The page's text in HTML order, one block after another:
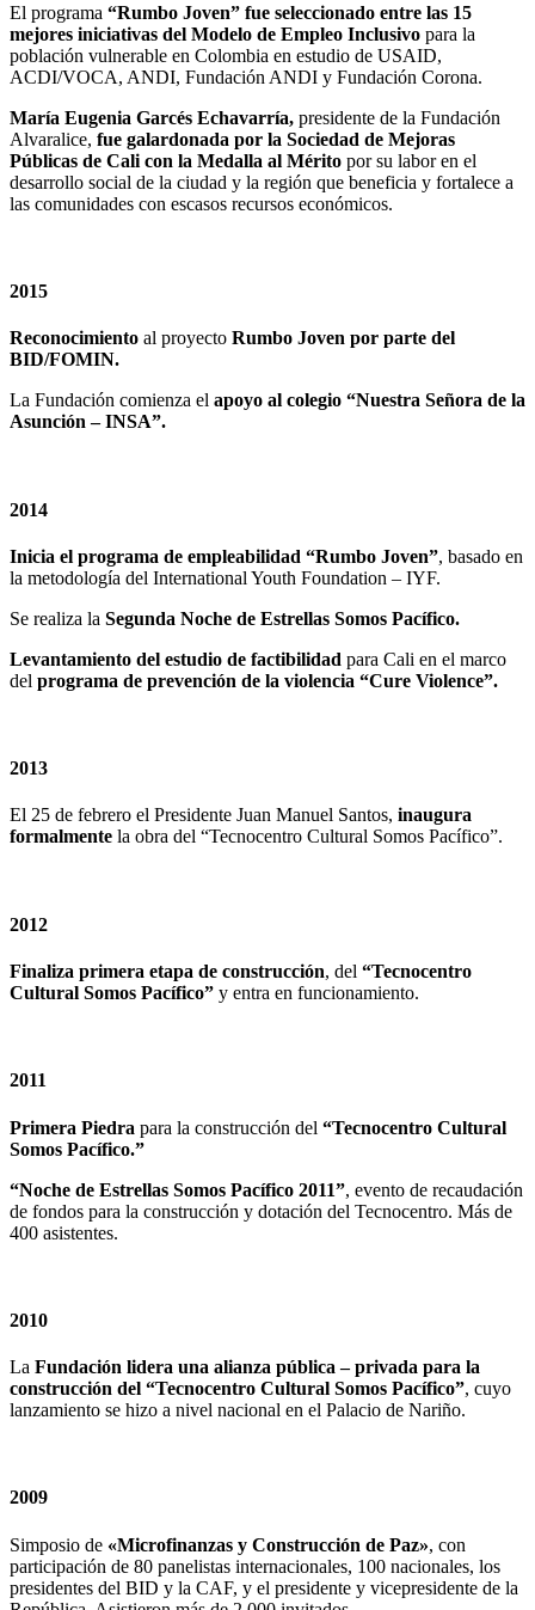
El programa “Rumbo Joven” fue seleccionado entre las 15
mejores iniciativas del Modelo de Empleo Inclusivo para la
población vulnerable en Colombia en estudio de USAID,
ACDI/VOCA, ANDI, Fundación ANDI y Fundación Corona.
María Eugenia Garcés Echavarría, presidente de la Fundación
Alvaralice, fue galardonada por la Sociedad de Mejoras
Públicas de Cali con la Medalla al Mérito por su labor en el
desarrollo social de la ciudad y la región que beneficia y fortalece a
las comunidades con escasos recursos económicos.
2015
Reconocimiento al proyecto Rumbo Joven por parte del
BID/FOMIN.
La Fundación comienza el apoyo al colegio “Nuestra Señora de la
Asunción – INSA”.
2014
Inicia el programa de empleabilidad “Rumbo Joven”, basado en
la metodología del International Youth Foundation – IYF.
Se realiza la Segunda Noche de Estrellas Somos Pacífico.
Levantamiento del estudio de factibilidad para Cali en el marco
del programa de prevención de la violencia “Cure Violence”.
2013
El 25 de febrero el Presidente Juan Manuel Santos, inaugura
formalmente la obra del “Tecnocentro Cultural Somos Pacífico”.
2012
Finaliza primera etapa de construcción, del “Tecnocentro
Cultural Somos Pacífico” y entra en funcionamiento.
2011
Primera Piedra para la construcción del “Tecnocentro Cultural
Somos Pacífico.”
“Noche de Estrellas Somos Pacífico 2011”, evento de recaudación
de fondos para la construcción y dotación del Tecnocentro. Más de
400 asistentes.
2010
La Fundación lidera una alianza pública – privada para la
construcción del “Tecnocentro Cultural Somos Pacífico”, cuyo
lanzamiento se hizo a nivel nacional en el Palacio de Nariño.
2009
Simposio de «Microfinanzas y Construcción de Paz», con
participación de 80 panelistas internacionales, 100 nacionales, los
presidentes del BID y la CAF, y el presidente y vicepresidente de la